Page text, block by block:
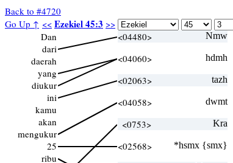
Back to #4720
Go Up ↑ << Ezekiel 45:3 >>
Dan
dari
daerah
yang
diukur
ini
kamu
akan
mengukur
25
ribu
<04480> Nmw
<04060> hdmh
<02063> tazh
<04058> dwmt
<0753> Kra
<02568> *hsmx {smx}